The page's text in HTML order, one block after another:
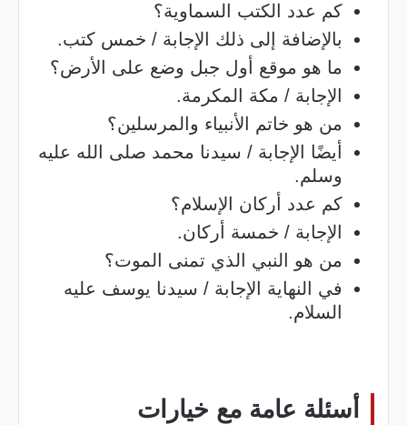
كم عدد الكتب السماوية؟
بالإضافة إلى ذلك الإجابة / خمس كتب.
ما هو موقع أول جبل وضع على الأرض؟
الإجابة / مكة المكرمة.
من هو خاتم الأنبياء والمرسلين؟
أيضًا الإجابة / سيدنا محمد صلى الله عليه
وسلم.
كم عدد أركان الإسلام؟
الإجابة / خمسة أركان.
من هو النبي الذي تمنى الموت؟
في النهاية الإجابة / سيدنا يوسف عليه
السلام.
أسئلة عامة مع خيارات